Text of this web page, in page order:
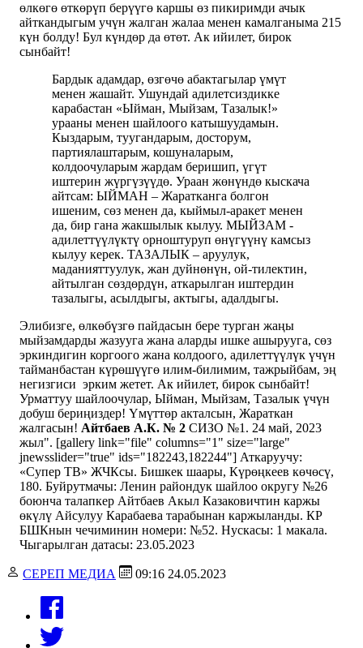
өлкөгө өткөрүп берүүгө каршы өз пикиримди ачык
айткандыгым учүн жалган жалаа менен камалганыма 215
күн болду! Бул күндөр да өтөт. Ак ийилет, бирок
сынбайт!
Бардык адамдар, өзгөчө абактагылар үмүт
менен жашайт. Ушундай адилетсиздикке
карабастан «Ыйман, Мыйзам, Тазалык!»
урааны менен шайлоого катышуудамын.
Кыздарым, туугандарым, досторум,
партиялаштарым, кошуналарым,
колдоочуларым жардам беришип, үгүт
иштерин жүргүзүүдө. Ураан жөнүндө кыскача
айтсам: ЫЙМАН – Жаратканга болгон
ишеним, сөз менен да, кыймыл-аракет менен
да, бир гана жакшылык кылуу. МЫЙЗАМ -
адилеттүүлүктү орноштуруп өнүгүүнү камсыз
кылуу керек. ТАЗАЛЫК – аруулук,
маданияттуулук, жан дуйнөнүн, ой-тилектин,
айтылган сөздөрдүн, аткарылган иштердин
тазалыгы, асылдыгы, актыгы, адалдыгы.
Элибизге, өлкөбүзгө пайдасын бере турган жаңы
мыйзамдарды жазууга жана аларды ишке ашырууга, сөз
эркиндигин коргоого жана колдоого, адилеттүүлүк үчүн
тайманбастан күрөшүүгө илим-билимим, тажрыйбам, эң
негизгиси эрким жетет. Ак ийилет, бирок сынбайт!
Урматтуу шайлоочулар, Ыйман, Мыйзам, Тазалык үчүн
добуш бериңиздер! Үмүттөр акталсын, Жараткан
жалгасын! Айтбаев А.К. № 2 СИЗО №1. 24 май, 2023
жыл". [gallery link="file" columns="1" size="large"
jnewsslider="true" ids="182243,182244"] Аткаруучу:
«Супер ТВ» ЖЧКсы. Бишкек шаары, Күрөңкеев көчөсү,
180. Буйрутмачы: Ленин райондук шайлоо округу №26
боюнча талапкер Айтбаев Акыл Казаковичтин каржы
өкүлү Айсулуу Карабаева тарабынан каржыланды. КР
БШКнын чечиминин номери: №52. Нускасы: 1 макала.
Чыгарылган датасы: 23.05.2023
СЕРЕП МЕДИА 09:16 24.05.2023